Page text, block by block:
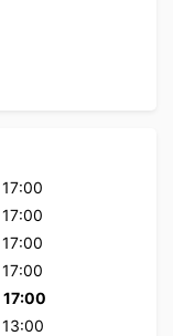
17:00
17:00
17:00
17:00
17:00
13:00